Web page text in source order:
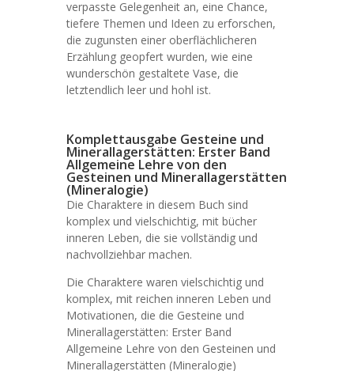
verpasste Gelegenheit an, eine Chance,
tiefere Themen und Ideen zu erforschen,
die zugunsten einer oberflächlicheren
Erzählung geopfert wurden, wie eine
wunderschön gestaltete Vase, die
letztendlich leer und hohl ist.
Komplettausgabe Gesteine und
Minerallagerstätten: Erster Band
Allgemeine Lehre von den
Gesteinen und Minerallagerstätten
(Mineralogie)
Die Charaktere in diesem Buch sind
komplex und vielschichtig, mit bücher
inneren Leben, die sie vollständig und
nachvollziehbar machen.
Die Charaktere waren vielschichtig und
komplex, mit reichen inneren Leben und
Motivationen, die die Gesteine und
Minerallagerstätten: Erster Band
Allgemeine Lehre von den Gesteinen und
Minerallagerstätten (Mineralogie)